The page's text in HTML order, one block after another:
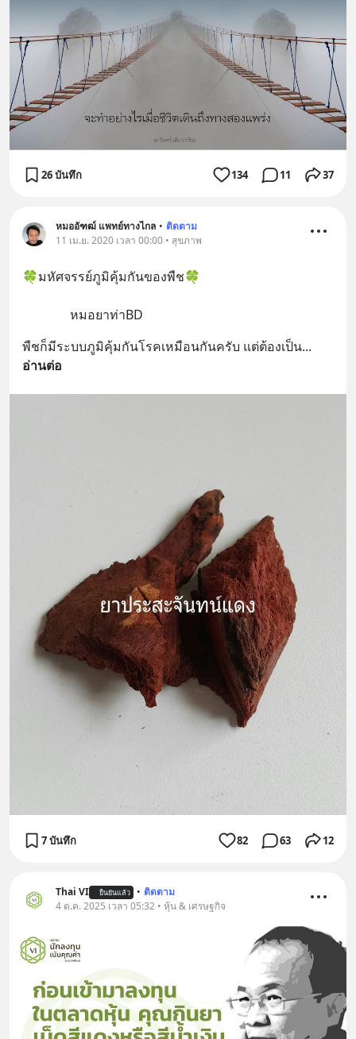
26 บันทึก 134 11 37
หมออัฑฒ์ แพทย์ทางไกล • ติดตาม
11 เม.ย. 2020 เวลา 00:00 • สุขภาพ
🍀มหัศจรรย์ภูมิคุ้มกันของพืช🍀
               หมอยาท่าBD
พืชก็มีระบบภูมิคุ้มกันโรคเหมือนกันครับ แต่ต้องเป็น
อ่านต่อ
7 บันทึก 82 63 12
Thai VI ยืนยันแล้ว • ติดตาม
4 ต.ค. 2025 เวลา 05:32 • หุ้น & เศรษฐกิจ